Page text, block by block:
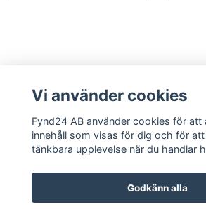
Kontakt Om oss Blogga om oss Köpvillkor
Vi använder cookies
Fynd24 AB använder cookies för att
innehåll som visas för dig och för
tänkbara upplevelse när du handlar
Godkänn alla